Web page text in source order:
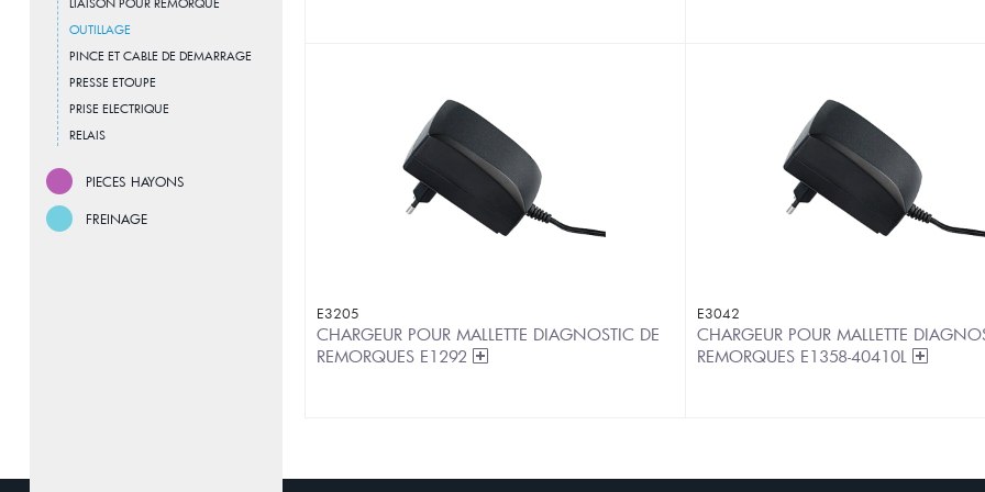
OUTILLAGE
PINCE ET CABLE DE DEMARRAGE
PRESSE ETOUPE
PRISE ELECTRIQUE
RELAIS
PIECES HAYONS
FREINAGE
E3205
CHARGEUR POUR MALLETTE DIAGNOSTIC DE
REMORQUES E1292
E3042
CHARGEUR POUR MALLETTE
REMORQUES E1358-40410L